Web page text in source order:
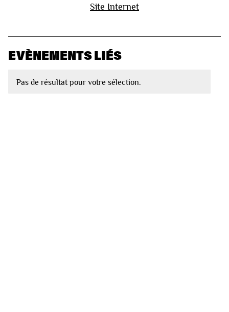
Site Internet
EVÈNEMENTS LIÉS
Pas de résultat pour votre sélection.